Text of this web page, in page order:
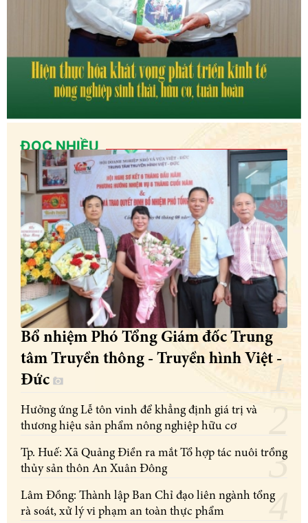
ĐỌC NHIỀU
Bổ nhiệm Phó Tổng Giám đốc Trung
tâm Truyền thông - Truyền hình Việt -
Đức
Hưởng ứng Lễ tôn vinh để khẳng định giá trị và
thương hiệu sản phẩm nông nghiệp hữu cơ
Tp. Huế: Xã Quảng Điền ra mắt Tổ hợp tác nuôi trồng
thủy sản thôn An Xuân Đông
Lâm Đồng: Thành lập Ban Chỉ đạo liên ngành tổng
rà soát, xử lý vi phạm an toàn thực phẩm